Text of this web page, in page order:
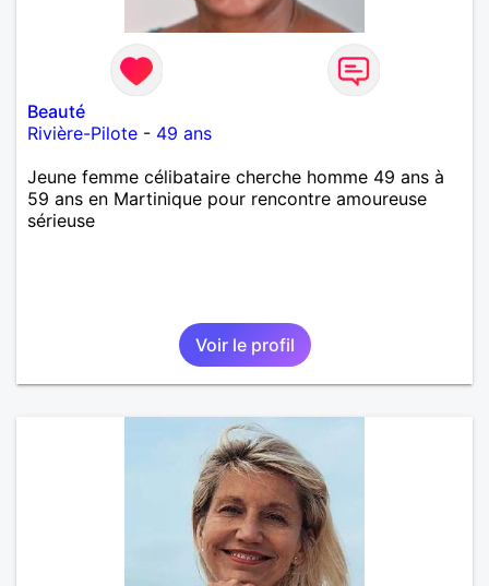
Beauté
Rivière-Pilote - 49 ans
Jeune femme célibataire cherche homme 49 ans à
59 ans en Martinique pour rencontre amoureuse
sérieuse
Voir le profil